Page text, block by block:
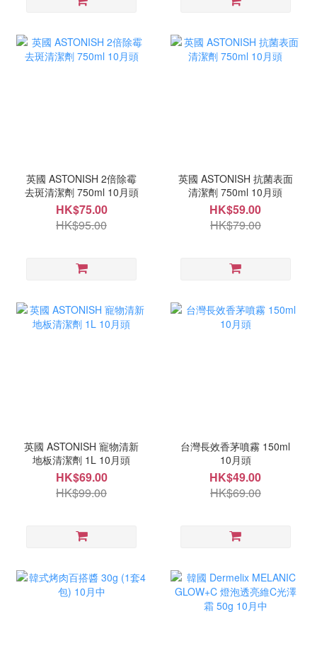
英國 ASTONISH 2倍除霉
去斑清潔劑 750ml 10月頭
HK$75.00
HK$95.00
英國 ASTONISH 抗菌表面
清潔劑 750ml 10月頭
HK$59.00
HK$79.00
英國 ASTONISH 寵物清新
地板清潔劑 1L 10月頭
HK$69.00
HK$99.00
台灣長效香茅噴霧 150ml
10月頭
HK$49.00
HK$69.00